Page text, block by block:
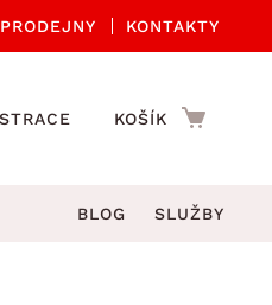
PRODEJNY KONTAKTY
KOŠÍK
BLOG SLUŽBY